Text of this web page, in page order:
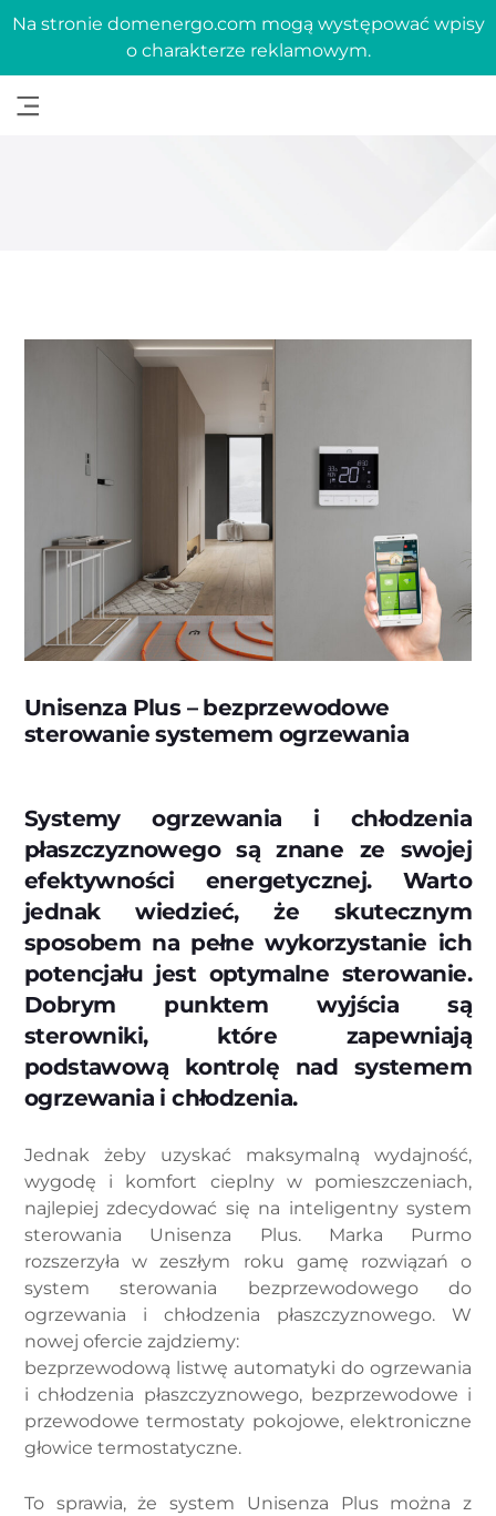
Na stronie domenergo.com mogą występować wpisy
o charakterze reklamowym.
Unisenza Plus – bezprzewodowe
sterowanie systemem ogrzewania
Systemy ogrzewania i chłodzenia
płaszczyznowego są znane ze swojej
efektywności energetycznej. Warto
jednak wiedzieć, że skutecznym
sposobem na pełne wykorzystanie ich
potencjału jest optymalne sterowanie.
Dobrym punktem wyjścia są
sterowniki, które zapewniają
podstawową kontrolę nad systemem
ogrzewania i chłodzenia.
Jednak żeby uzyskać maksymalną wydajność,
wygodę i komfort cieplny w pomieszczeniach,
najlepiej zdecydować się na inteligentny system
sterowania Unisenza Plus. Marka Purmo
rozszerzyła w zeszłym roku gamę rozwiązań o
system sterowania bezprzewodowego do
ogrzewania i chłodzenia płaszczyznowego. W
nowej ofercie zajdziemy:
bezprzewodową listwę automatyki do ogrzewania
i chłodzenia płaszczyznowego, bezprzewodowe i
przewodowe termostaty pokojowe, elektroniczne
głowice termostatyczne.
To sprawia, że system Unisenza Plus można z